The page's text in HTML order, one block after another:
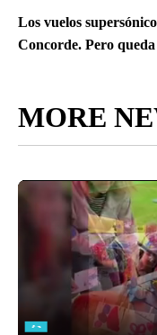
Los vuelos
Concorde. Pero
MORE